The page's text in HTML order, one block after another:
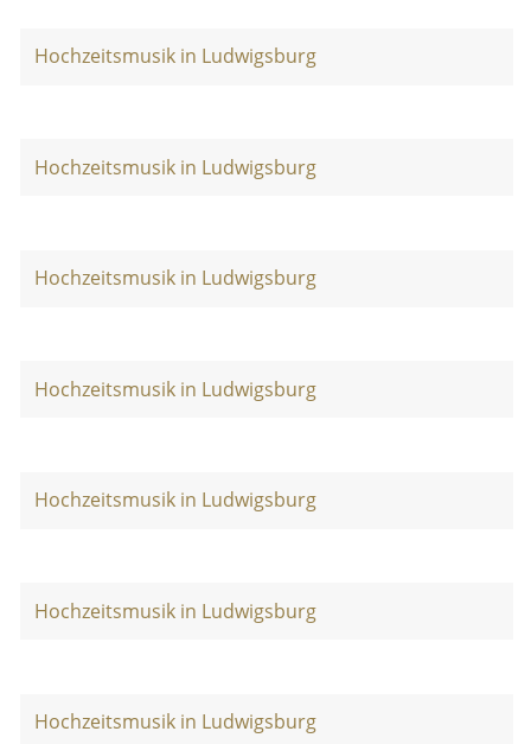
Hochzeitsmusik in Ludwigsburg
Hochzeitsmusik in Ludwigsburg
Hochzeitsmusik in Ludwigsburg
Hochzeitsmusik in Ludwigsburg
Hochzeitsmusik in Ludwigsburg
Hochzeitsmusik in Ludwigsburg
Hochzeitsmusik in Ludwigsburg